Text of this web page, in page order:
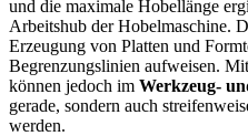
und die maximale Hobellänge
Arbeitshub der Hobelmaschine.
Erzeugung von Platten und
Begrenzungslinien aufweisen.
können jedoch im Werkzeug-
gerade, sondern auch
werden.